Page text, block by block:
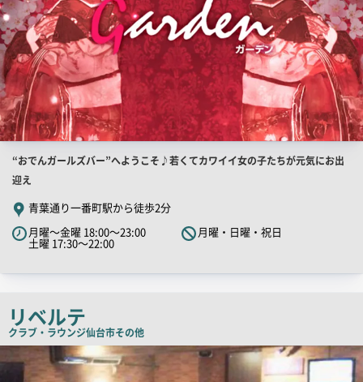
店
舗
PR
キ
ャ
チ
ピ
ー
“おでんガールズバー”へようこそ♪若くてカワイイ女の子たちが元気にお出
迎え
青葉通り一番町駅から徒歩2分
月曜～金曜 18:00～23:00
土曜 17:30～22:00
月曜・日曜・祝日
リベルテ
クラブ・ラウンジ仙台市その他
店
舗
PR